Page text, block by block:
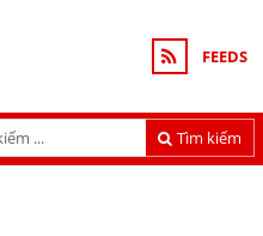
FEEDS
Tìm kiếm